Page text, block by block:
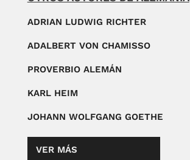
ADRIAN LUDWIG RICHTER
ADALBERT VON CHAMISSO
PROVERBIO ALEMÁN
KARL HEIM
JOHANN WOLFGANG GOETHE
VER MÁS